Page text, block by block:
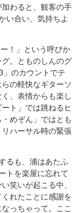
わると、観客の手
い合い、気持ちよ
！」という呼びか
。とものしんのグ
」のカウントでテ
の軽快なギターソ
、表情からも楽し
ト」では跳ねるヒ
めぞん」ではとも
ハーサル時の緊張
るも、浦はあたふ
トを楽屋に忘れて
笑いが起こる中、
れたことに感謝を
っちゃって。ここ